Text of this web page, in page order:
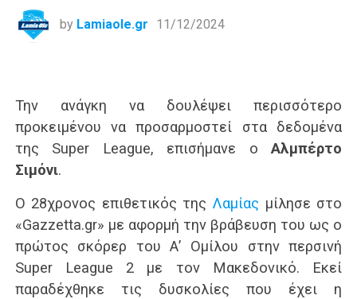
by Lamiaole.gr 11/12/2024
Την ανάγκη να δουλέψει περισσότερο
προκειμένου να προσαρμοστεί στα δεδομένα
της Super League, επισήμανε οΑλμπέρτο
Σιμόνι.
Ο 28χρονος επιθετικός της Λαμίας μίλησε στο
«Gazzetta.gr» με αφορμή την βράβευση του ως ο
πρώτος σκόρερ του Α’ Ομίλου στην περσινή
Super League 2 με τον Μακεδονικό. Εκεί
παραδέχθηκε τις δυσκολίες που έχει η